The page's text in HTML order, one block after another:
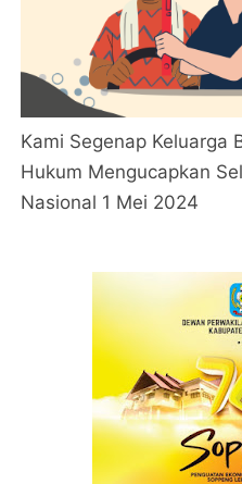
Kami Segenap Keluarga
Hukum Mengucapkan
Nasional 1 Mei 2024